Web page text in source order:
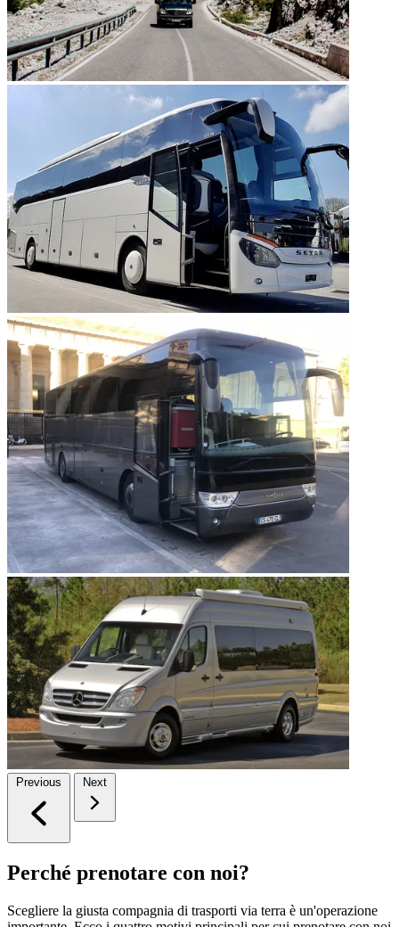
Previous Next
Perché prenotare con noi?
Scegliere la giusta compagnia di trasporti via terra è un'operazione